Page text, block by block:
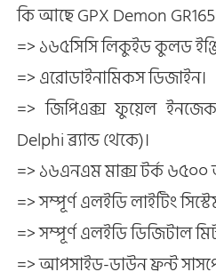
কি আছে GPX Demon
=> ১৬৫সিসি লিকুইড কুলড
=> এরোডাইনামিকস ডিজাইন।
=> জিপিএক্স ফুয়েল
Delphi ব্র্যান্ড থেকে)।
=> ১৬এনএম মাক্স টর্ক ৬৫০০
=> সম্পূর্ণ এলইডি লাইটিং
=> সম্পূর্ণ এলইডি ডিজিটাল
=> আপসাইড-ডাউন ফ্রন্ট